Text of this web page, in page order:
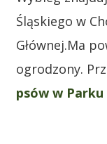
Śląskiego w
Głównej.Ma
ogrodzony.
psów w Parku